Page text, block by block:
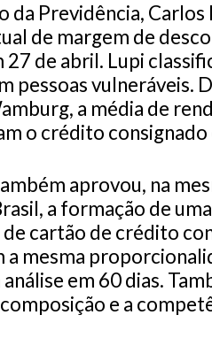
da Previdência,
de margem de
27 de abril. Lupi
pessoas vulneráveis.
a média de
o crédito consignado
aprovou, na
a formação de
de cartão de crédito
a mesma
em 60 dias.
e a